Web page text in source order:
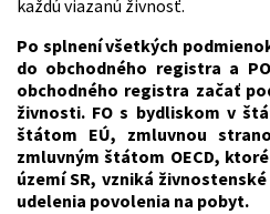
každú viazanú živnosť.
Po splnení všetkých
do obchodného registra a
obchodného registra začať
živnosti. FO s bydliskom v
štátom EÚ, zmluvnou
zmluvným štátom OECD,
území SR, vzniká
udelenia povolenia na pobyt.